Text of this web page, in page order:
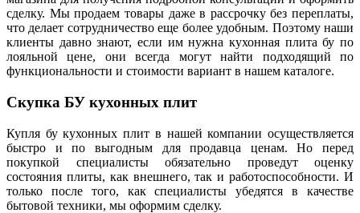
сделку. Мы продаем товары даже в рассрочку без переплаты,
что делает сотрудничество еще более удобным. Поэтому наши
клиенты давно знают, если им нужна кухонная плита бу по
лояльной цене, они всегда могут найти подходящий по
функциональности и стоимости вариант в нашем каталоге.
Скупка БУ кухонных плит
Купля бу кухонных плит в нашей компании осуществляется
быстро и по выгодным для продавца ценам. Но перед
покупкой специалисты обязательно проведут оценку
состояния плиты, как внешнего, так и работоспособности. И
только после того, как специалисты убедятся в качестве
бытовой техники, мы оформим сделку.